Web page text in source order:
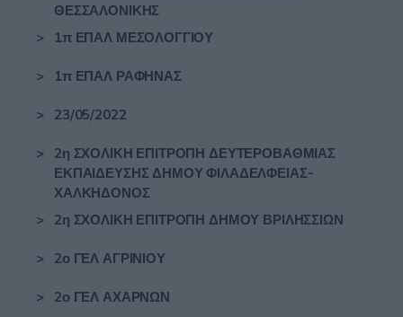
ΘΕΣΣΑΛΟΝΙΚΗΣ
>
1π ΕΠΑΛ ΜΕΣΟΛΟΓΓΙΟΥ
> 1π ΕΠΑΛ ΡΑΦΗΝΑΣ
> 23/05/2022
>
2η ΣΧΟΛΙΚΗ ΕΠΙΤΡΟΠΗ ΔΕΥΤΕΡΟΒΑΘΜΙΑΣ
ΕΚΠΑΙΔΕΥΣΗΣ ΔΗΜΟΥ ΦΙΛΑΔΕΛΦΕΙΑΣ-
ΧΑΛΚΗΔΟΝΟΣ
>
2η ΣΧΟΛΙΚΗ ΕΠΙΤΡΟΠΗ ΔΗΜΟΥ ΒΡΙΛΗΣΣΙΩΝ
> 2ο ΓΕΛ ΑΓΡΙΝΙΟΥ
> 2ο ΓΕΛ ΑΧΑΡΝΩΝ